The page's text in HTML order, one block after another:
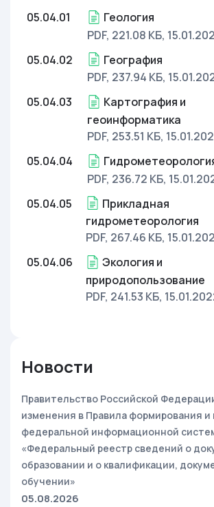
05.04.01
Геология
PDF, 221.08 КБ,
05.04.02
География
PDF, 237.94 КБ,
05.04.03
Картография и
геоинформатика
PDF, 253.51 КБ,
05.04.04
PDF, 236.72 КБ,
05.04.05
Прикладная
гидрометеорология
PDF, 267.46 КБ,
05.04.06
Экология и
природопользование
PDF, 241.53 КБ,
Новости
Правительство Российской
изменения в Правила формирования и
федеральной информационной
«Федеральный реестр сведений о
образовании и о квалификации,
обучении»
05.08.2026